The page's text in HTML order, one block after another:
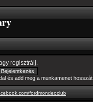
regisztrálj
és add meg a munkamenet hosszát
fordmondeoclub